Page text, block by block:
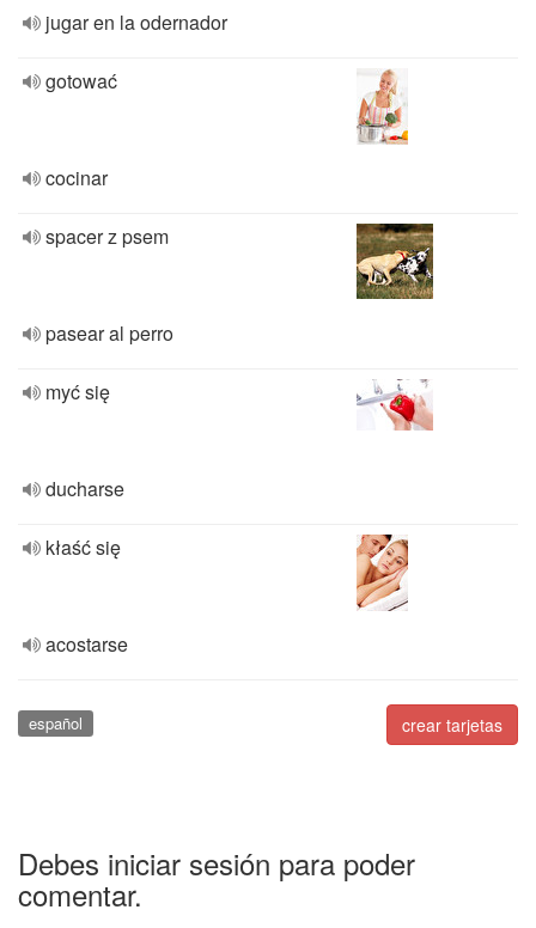
jugar en la odernador
gotować
cocinar
spacer z psem
pasear al perro
myć się
ducharse
kłaść się
acostarse
crear tarjetas
español
Debes iniciar sesión para poder
comentar.